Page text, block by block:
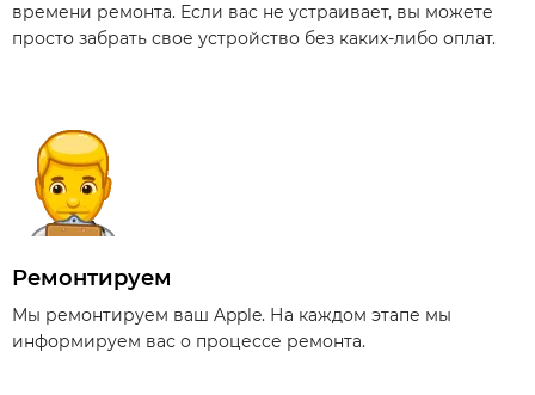
времени ремонта. Если вас не устраивает, вы можете
просто забрать свое устройство без каких-либо оплат.
Ремонтируем
Мы ремонтируем ваш Apple. На каждом этапе мы
информируем вас о процессе ремонта.